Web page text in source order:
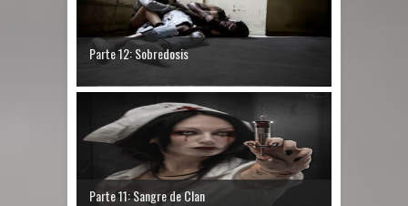
Parte 12: Sobredosis
Parte 11: Sangre de Clan